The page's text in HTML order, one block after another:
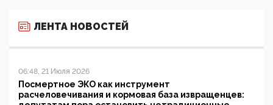
ЛЕНТА НОВОСТЕЙ
06:48, 21 Июля 2026
Посмертное ЭКО как инструмент
расчеловечивания и кормовая база извращенцев: